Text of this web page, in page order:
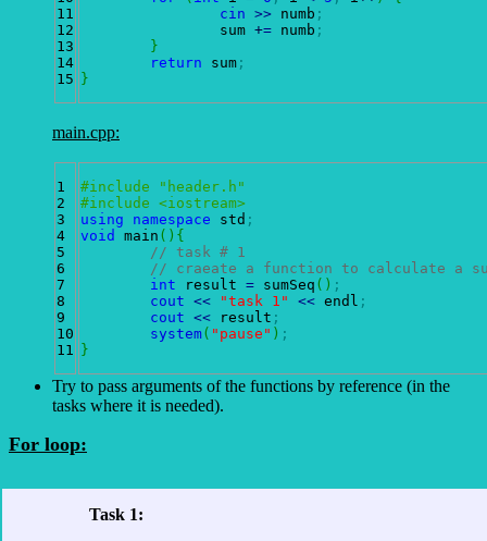
11
12
13
14
cin >> numb ;
		sum
+= numb ;
}
return sum ;
}
main.cpp:
1
2
3
4
5
6
7
8
9
10
#include "header.h"
#include <iostream>
using
namespace std ;
void
main ( ) {
// task # 1
// craeate a function to calculate a
int result = sumSeq ( ) ;
cout << "task 1" << endl ;
cout << result ;
system( "pause" ) ;
}
Try to pass arguments of the functions by reference (in the
tasks where it is needed).
For loop:
Task 1: